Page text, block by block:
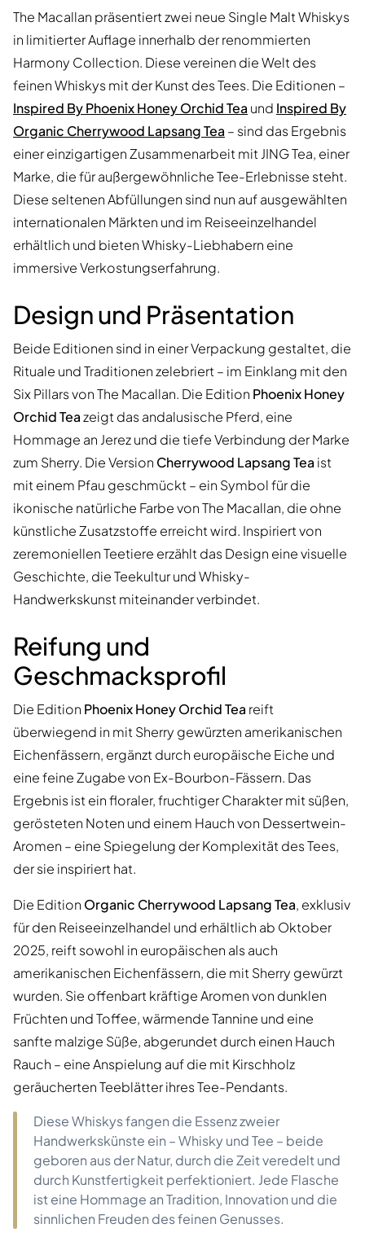
The Macallan präsentiert zwei neue Single Malt Whiskys
in limitierter Auflage innerhalb der renommierten
Harmony Collection. Diese vereinen die Welt des
feinen Whiskys mit der Kunst des Tees. Die Editionen –
Inspired By Phoenix Honey Orchid Tea und Inspired By
Organic Cherrywood Lapsang Tea – sind das Ergebnis
einer einzigartigen Zusammenarbeit mit JING Tea, einer
Marke, die für außergewöhnliche Tee-Erlebnisse steht.
Diese seltenen Abfüllungen sind nun auf ausgewählten
internationalen Märkten und im Reiseeinzelhandel
erhältlich und bieten Whisky-Liebhabern eine
immersive Verkostungserfahrung.
Design und Präsentation
Beide Editionen sind in einer Verpackung gestaltet, die
Rituale und Traditionen zelebriert – im Einklang mit den
Six Pillars von The Macallan. Die Edition Phoenix Honey
Orchid Teazeigt das andalusische Pferd, eine
Hommage an Jerez und die tiefe Verbindung der Marke
zum Sherry. Die Version Cherrywood Lapsang Tea ist
mit einem Pfau geschmückt – ein Symbol für die
ikonische natürliche Farbe von The Macallan, die ohne
künstliche Zusatzstoffe erreicht wird. Inspiriert von
zeremoniellen Teetiere erzählt das Design eine visuelle
Geschichte, die Teekultur und Whisky-
Handwerkskunst miteinander verbindet.
Reifung und
Geschmacksprofil
Die Edition Phoenix Honey Orchid Tea reift
überwiegend in mit Sherry gewürzten amerikanischen
Eichenfässern, ergänzt durch europäische Eiche und
eine feine Zugabe von Ex-Bourbon-Fässern. Das
Ergebnis ist ein floraler, fruchtiger Charakter mit süßen,
gerösteten Noten und einem Hauch von Dessertwein-
Aromen – eine Spiegelung der Komplexität des Tees,
der sie inspiriert hat.
Die Edition Organic Cherrywood Lapsang Tea, exklusiv
für den Reiseeinzelhandel und erhältlich ab Oktober
2025, reift sowohl in europäischen als auch
amerikanischen Eichenfässern, die mit Sherry gewürzt
wurden. Sie offenbart kräftige Aromen von dunklen
Früchten und Toffee, wärmende Tannine und eine
sanfte malzige Süße, abgerundet durch einen Hauch
Rauch – eine Anspielung auf die mit Kirschholz
geräucherten Teeblätter ihres Tee-Pendants.
Diese Whiskys fangen die Essenz zweier
Handwerkskünste ein – Whisky und Tee – beide
geboren aus der Natur, durch die Zeit veredelt und
durch Kunstfertigkeit perfektioniert. Jede Flasche
ist eine Hommage an Tradition, Innovation und die
sinnlichen Freuden des feinen Genusses.